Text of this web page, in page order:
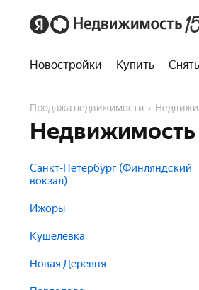
Новостройки Купить Снять
Продажа недвижимости
Недвижимость
Санкт-Петербург (Финляндский
вокзал)
Ижоры
Кушелевка
Новая Деревня